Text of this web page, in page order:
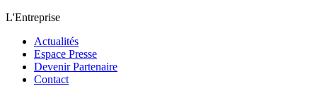
L'Entreprise
Actualités
Espace Presse
Devenir Partenaire
Contact